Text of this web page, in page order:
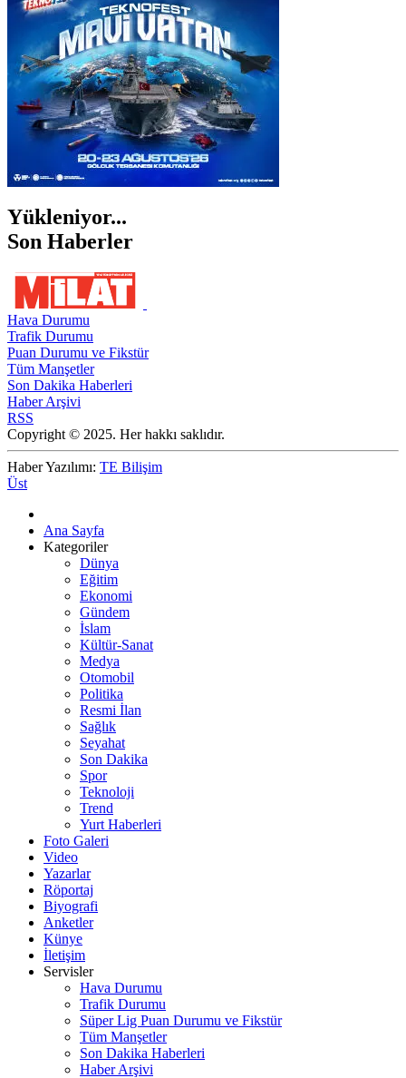
ŞIRNAK
Yükleniyor...
Son Haberler
Hava Durumu
Trafik Durumu
Puan Durumu ve Fikstür
Tüm Manşetler
Son Dakika Haberleri
Haber Arşivi
RSS
Copyright © 2025. Her hakkı saklıdır.
Haber Yazılımı: TE Bilişim
Üst
Ana Sayfa
Kategoriler
Dünya
Eğitim
Ekonomi
Gündem
İslam
Kültür-Sanat
Medya
Otomobil
Politika
Resmi İlan
Sağlık
Seyahat
Son Dakika
Spor
Teknoloji
Trend
Yurt Haberleri
Foto Galeri
Video
Yazarlar
Röportaj
Biyografi
Anketler
Künye
İletişim
Servisler
Hava Durumu
Trafik Durumu
Süper Lig Puan Durumu ve Fikstür
Tüm Manşetler
Son Dakika Haberleri
Haber Arşivi